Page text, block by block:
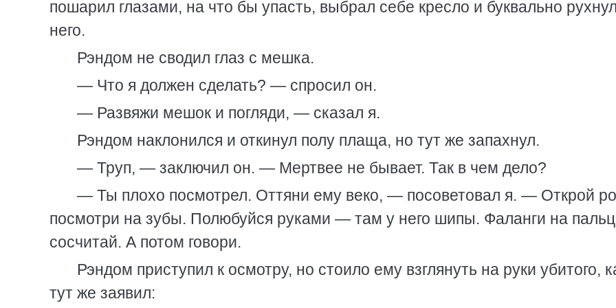
пошарил глазами, на что бы упасть, выбрал себе кресло и буквально
него.
Рэндом не сводил глаз с мешка.
— Что я должен сделать? — спросил он.
— Развяжи мешок и погляди, — сказал я.
Рэндом наклонился и откинул полу плаща, но тут же запахнул.
— Труп, — заключил он. — Мертвее не бывает. Так в чем дело?
— Ты плохо посмотрел. Оттяни ему веко, — посоветовал я. — Открой
посмотри на зубы. Полюбуйся руками — там у него шипы. Фаланги на
сосчитай. А потом говори.
Рэндом приступил к осмотру, но стоило ему взглянуть на руки убитого,
тут же заявил: